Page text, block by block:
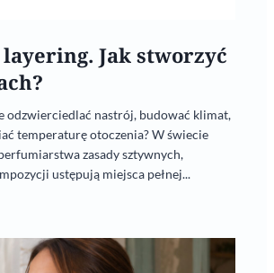
Jak stworzyć
odzwierciedlać nastrój, budować klimat,
temperaturę otoczenia? W świecie
zasady sztywnych,
ustępują miejsca pełnej...